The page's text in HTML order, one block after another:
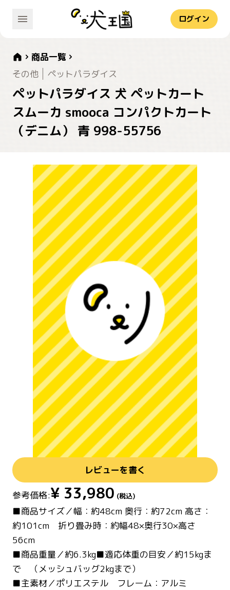
ログイン
商品一覧
その他
ペットパラダイス
ペットパラダイス 犬 ペットカート
スムーカ smooca コンパクトカート
（デニム） 青 998-55756
レビューを書く
参考価格:¥ 33,980 (税込)
■商品サイズ／幅：約48cm 奥行：約72cm 高さ：
約101cm 折り畳み時：約幅48×奥行30×高さ
56cm
■商品重量／約6.3kg■適応体重の目安／約15kgま
で （メッシュバッグ2kgまで）
■主素材／ポリエステル フレーム：アルミ